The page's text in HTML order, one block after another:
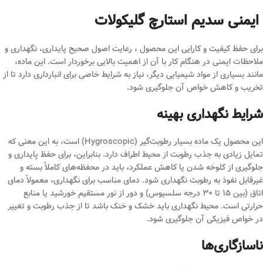
ایمنی سدیم استارچ گلیکولات
برای حفظ کیفیت و کارایی این محصول ، رعایت اصول صحیح پایداری، نگهداری و
ملاحظات ایمنی در هنگام کار با آن از اهمیت بالایی برخوردار است. این ماده،
مانند بسیاری از مواد شیمیایی دیگر، نیاز به شرایط خاصی برای انبارداری دارد تا از
تخریب و کاهش خواص آن جلوگیری شود.
شرایط نگهداری بهینه
این محصول یک ماده بسیار رطوبت‌گیر (Hygroscopic) است، به این معنی که
تمایل زیادی به جذب رطوبت از محیط اطراف دارد. بنابراین، برای حفظ پایداری و
جلوگیری از کلوخه شدن یا کاهش عملکرد، باید در محفظه‌های کاملاً بسته و
غیرقابل نفوذ به رطوبت نگهداری شود. دمای مناسب برای نگهداری، معمولاً دمای
اتاق (بین ۱۵ تا ۳۰ درجه سلسیوس) و دور از نور مستقیم خورشید یا منابع
حرارتی است. محیط نگهداری باید خشک و خنک باشد تا از جذب رطوبت و تغییر
در خواص فیزیکی آن جلوگیری شود.
ناسازگاری‌ها